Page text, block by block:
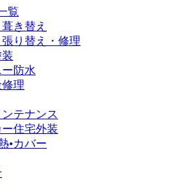
覧
き替え
り替え・修理
防水
理
テナンス
住宅外装
•カバー